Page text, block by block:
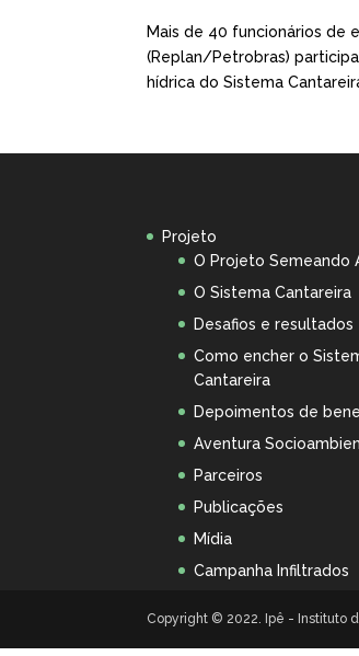
Mais de 40 funcionários de
(Replan/Petrobras)
hídrica do Sistema
Projeto
O Projeto Semeando
O Sistema Cantareira
Desafios e resultados
Como encher o
Cantareira
Depoimentos de
Aventura
Parceiros
Publicações
Mídia
Campanha Infiltrados
Copyright © 2022. Ipê - Instituto